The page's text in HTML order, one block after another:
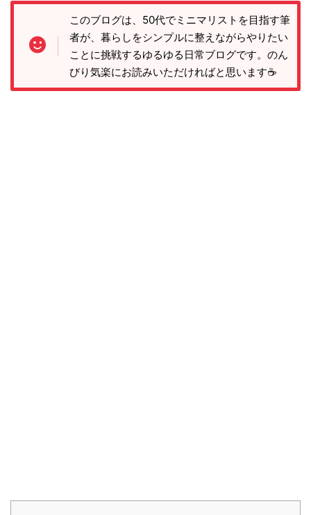
このブログは、50代でミニマリストを目指す筆
者が、暮らしをシンプルに整えながらやりたい
ことに挑戦するゆるゆる日常ブログです。のん
びり気楽にお読みいただければと思います☕️